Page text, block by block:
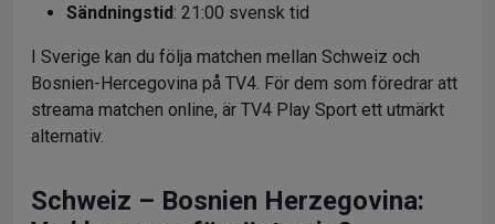
Sändningstid: 21:00 svensk tid
I Sverige kan du följa matchen mellan Schweiz och
Bosnien-Hercegovina på TV4. För dem som föredrar att
streama matchen online, är TV4 Play Sport ett utmärkt
alternativ.
Schweiz – Bosnien Herzegovina: